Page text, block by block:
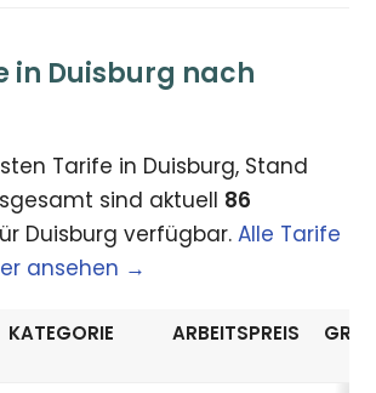
in Duisburg nach
Tarife in Duisburg, Stand
sind aktuell 86
Duisburg verfügbar.Alle Tarife
ansehen →
KATEGORIE ARBEITSPREIS